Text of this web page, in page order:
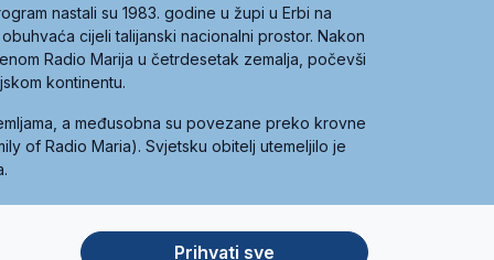
nastali su 1983. godine u župi u Erbi na
cijeli talijanski nacionalni prostor. Nakon
Radio Marija u četrdesetak zemalja, počevši
kontinentu.
a međusobna su povezane preko krovne
of Radio Maria). Svjetsku obitelj utemeljilo je
Prihvati sve